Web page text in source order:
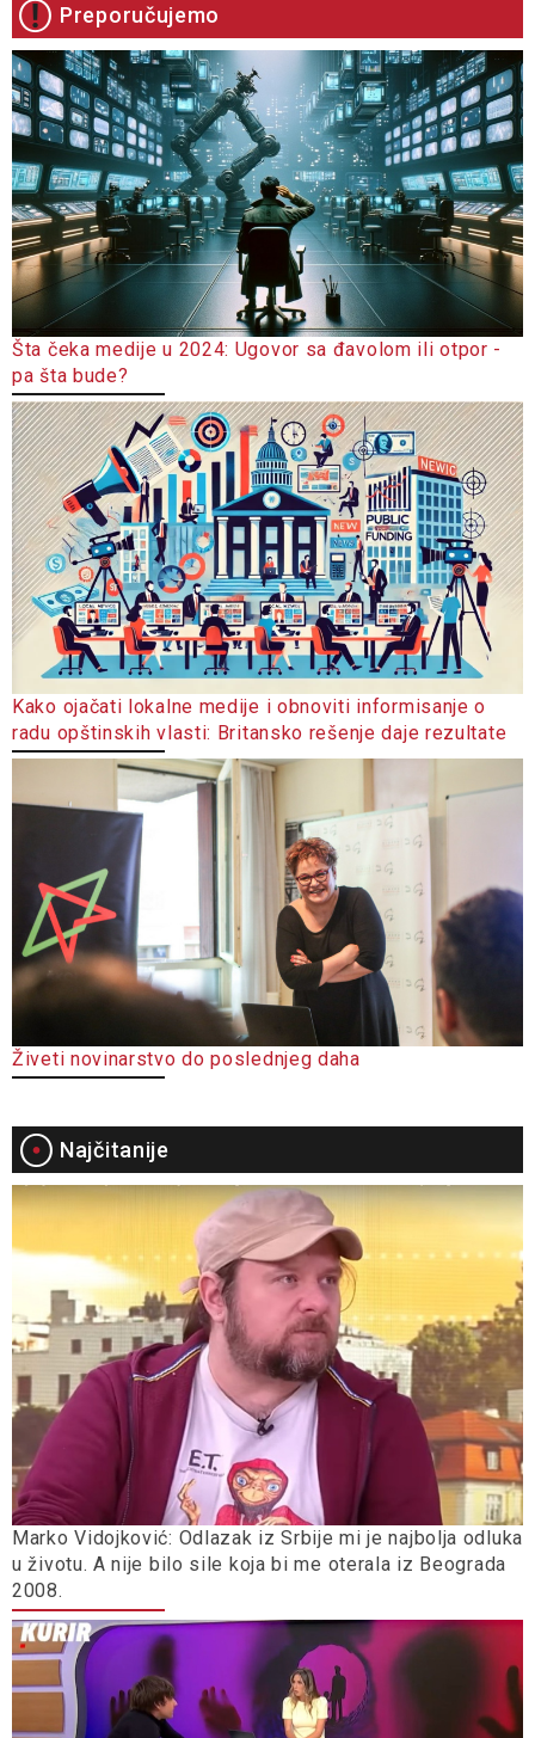
Preporučujemo
Šta čeka medije u 2024: Ugovor sa đavolom ili otpor -
pa šta bude?
Kako ojačati lokalne medije i obnoviti informisanje o
radu opštinskih vlasti: Britansko rešenje daje rezultate
Živeti novinarstvo do poslednjeg daha
Najčitanije
Marko Vidojković: Odlazak iz Srbije mi je najbolja odluka
u životu. A nije bilo sile koja bi me oterala iz Beograda
2008.